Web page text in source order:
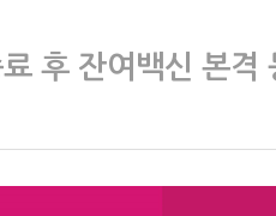
후 잔여백신 본격